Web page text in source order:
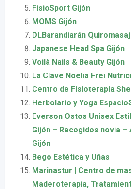
FisioSport Gijón
MOMS Gijón
DLBarandiarán
Japanese Head Spa Gijón
Voilà Nails & Beauty Gijón
La Clave Noelia Frei
Centro de Fisioterapia
Herbolario y Yoga
Everson Ostos Unisex
Gijón – Recogidos novia –
Gijón
Bego Estética y Uñas
Marinastur | Centro de
Maderoterapia,